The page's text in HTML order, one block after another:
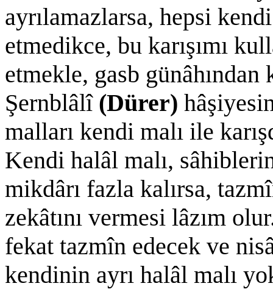
ayrılamazlarsa, hepsi
etmedikce, bu karışımı
etmekle, gasb
Şernblâlî (Dürer)
malları kendi malı ile
Kendi halâl malı,
mikdârı fazla kalırsa,
zekâtını vermesi lâzım
fekat tazmîn edecek ve
kendinin ayrı halâl malı